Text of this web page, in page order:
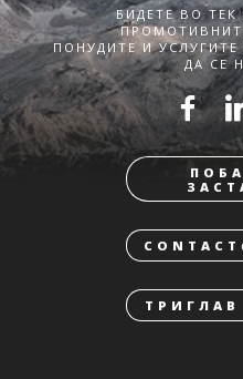
БИДЕТЕ ВО
ПОНУДИТЕ И
ДА СЕ